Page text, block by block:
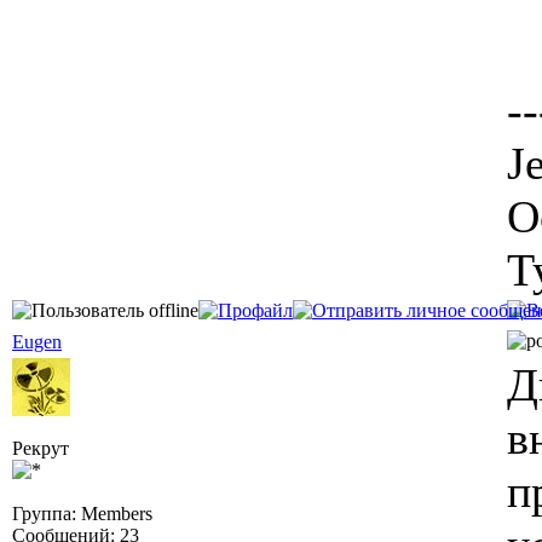
Eugen
Рекрут
Группа: Members
Сообщений: 23